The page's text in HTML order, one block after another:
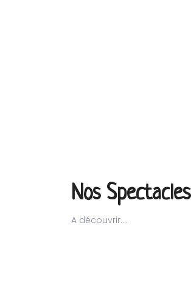
Nos Spectacles
A découvrir....